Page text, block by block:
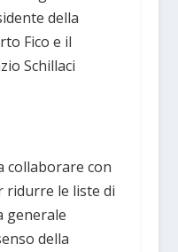
della
Fico e il
Schillaci
collaborare con
ridurre le liste di
generale
della